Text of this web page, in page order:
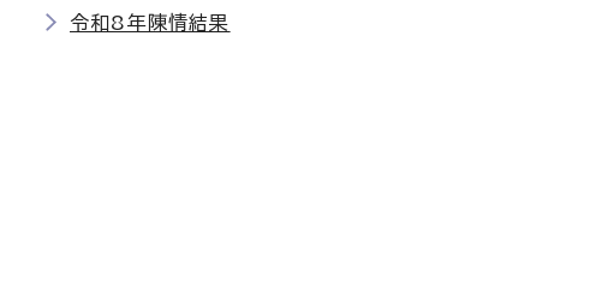
令和8年陳情結果